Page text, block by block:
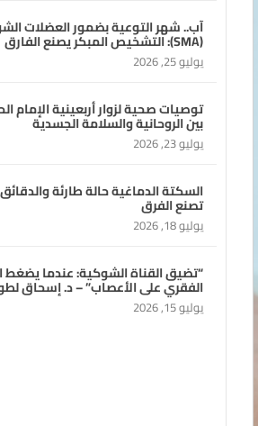
آب.. شهر التوعية بضمور العضلات
(SMA): التشخيص المبكر يصنع الفارق
يوليو 25, 2026
توصيات صحية لزوار أربعينية الإمام
بين الروحانية والسلامة الجسدية
يوليو 23, 2026
السكتة الدماغية حالة طارئة
تصنع الفرق
يوليو 18, 2026
“تضيق القناة الشوكية: عندما يضغط
الفقري على الأعصاب” – د. إسحاق
يوليو 15, 2026